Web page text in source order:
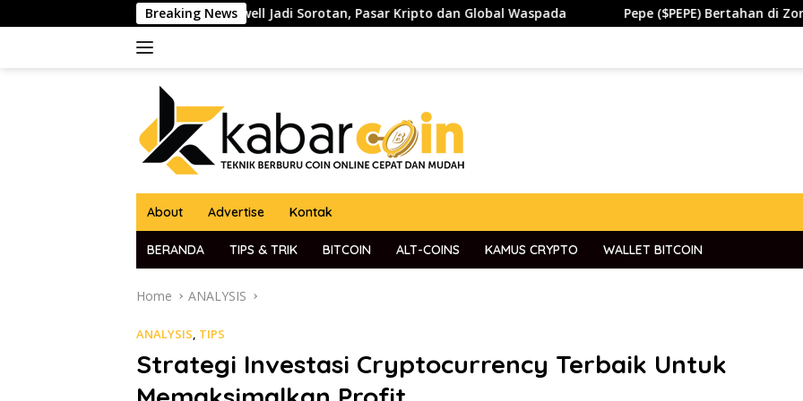
to
Breaking News
The Fed Jerome Powell Jadi Sorotan, Pasar Kripto dan Global Waspada Pepe ($PEPE) Bertahan di Zona Penting,
About Advertise Kontak
BERANDA TIPS & TRIK BITCOIN ALT-COINS KAMUS CRYPTO WALLET BITCOIN
Home ANALYSIS
ANALYSIS, TIPS
Strategi Investasi Cryptocurrency Terbaik Untuk